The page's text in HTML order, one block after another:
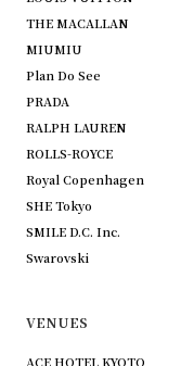
THE MACALLAN
MIUMIU
Plan Do See
PRADA
RALPH LAUREN
ROLLS-ROYCE
Royal Copenhagen
SHE Tokyo
SMILE D.C. Inc.
Swarovski
VENUES
ACE HOTEL KYOTO